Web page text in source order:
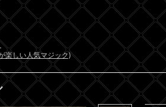
楽しい人気マジック)